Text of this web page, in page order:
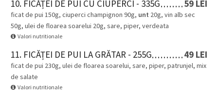
10. FICĂȚEI DE PUI CU CIUPERCI - 335G
ficat de pui 150g, ciuperci champignon 90g, unt 20g, vin alb sec
50g, ulei de floarea soarelui 20g, sare, piper, verdeata
Valori nutritionale
59 LEI
11. FICĂȚEI DE PUI LA GRĂTAR - 255G
ficat de pui 230g, ulei de floarea soarelui, sare, piper, patrunjel, mix
de salate
Valori nutritionale
49 LEI